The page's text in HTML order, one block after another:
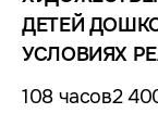
ДЕТЕЙ
УСЛОВИЯХ
108 часов2